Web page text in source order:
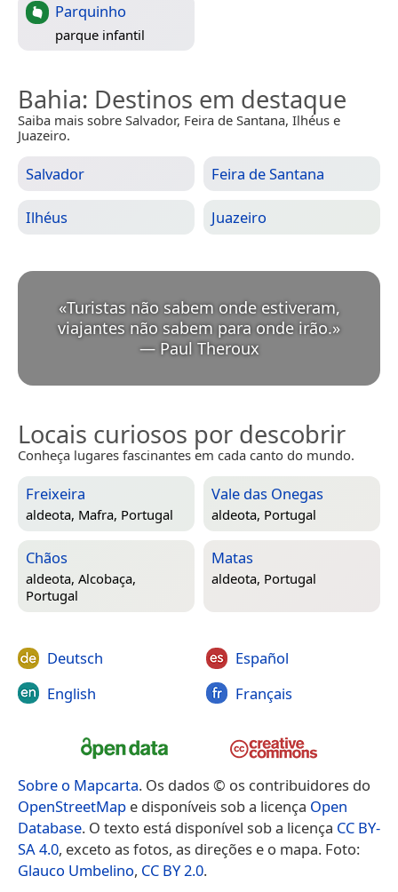
Parquinho
parque infantil
Bahia: Destinos em destaque
Saiba mais sobre Salvador, Feira de Santana, Ilhéus e
Juazeiro.
Salvador Feira de Santana
Ilhéus Juazeiro
«Turistas não sabem onde estiveram,
viajantes não sabem para onde irão.
— Paul Theroux
Locais curiosos por descobrir
Conheça lugares fascinantes em cada canto do mundo.
Freixeira
aldeota, Mafra, Portugal
Vale das Onegas
aldeota, Portugal
Chãos
aldeota, Alcobaça,
Portugal
Matas
aldeota, Portugal
Deutsch
English
Español
Français
Sobre o Mapcarta. Os dados © os contribuidores do
OpenStreetMap e disponíveis sob a licença Open
Database. O texto está disponível sob a licença CC BY-
SA 4.0, exceto as fotos, as direções e o mapa. Foto:
Glauco Umbelino, CC BY 2.0.